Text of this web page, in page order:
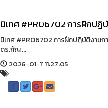
นิเทศ #PRO6702 การฝึกปฏิ
นิเทศ #PRO6702 การฝึกปฏิบัติงาน
ดร.กัญ ...
2026-01-11 11:27:05